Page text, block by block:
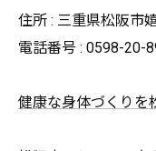
住所 : 三重県松阪市
電話番号 : 0598-20-
健康な身体づくりを